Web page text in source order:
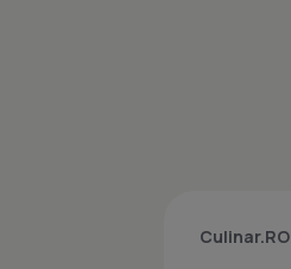
Culinar.RO